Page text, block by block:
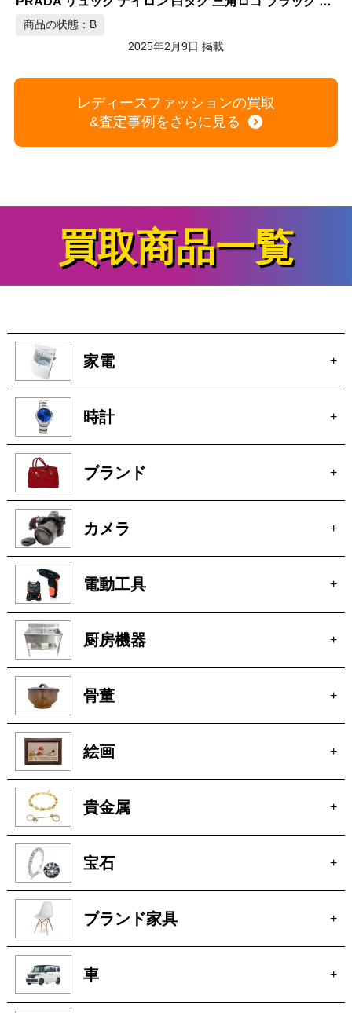
レディースファッションの買取
&査定事例をさらに見る
家電
時計 +
ブランド +
カメラ +
電動工具 +
厨房機器 +
骨董 +
絵画 +
貴金属 +
宝石 +
ブランド家具 +
車 +
玩具 +
楽器 +